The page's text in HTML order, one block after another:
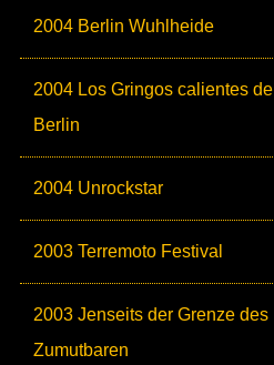
2004 Berlin Wuhlheide
2004 Los Gringos calientes de
Berlin
2004 Unrockstar
2003 Terremoto Festival
2003 Jenseits der Grenze des
Zumutbaren